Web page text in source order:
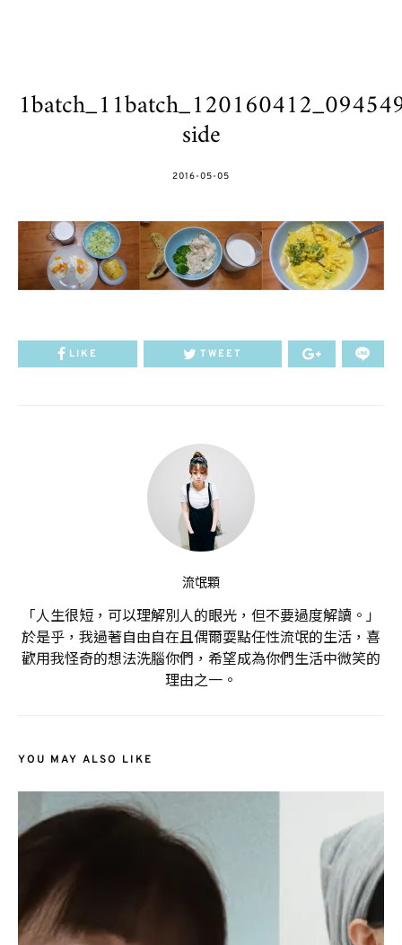
side
POSTED
2016-05-05
LIKE TWEET
流氓顆
「人生很短，可以理解別人的眼光，但不要過度解讀。」
於是乎，我過著自由自在且偶爾耍點任性流氓的生活，喜
歡用我怪奇的想法洗腦你們，希望成為你們生活中微笑的
理由之一。
YOU MAY ALSO LIKE